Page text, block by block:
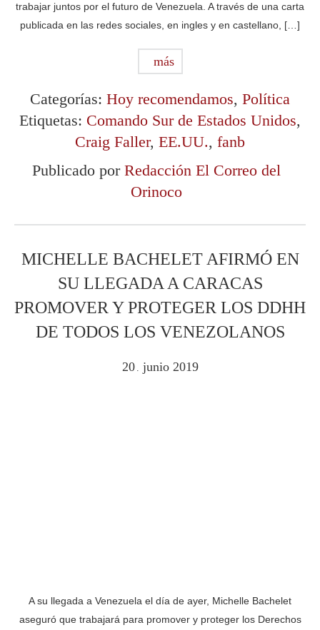
trabajar juntos por el futuro de Venezuela. A través de una carta
publicada en las redes sociales, en ingles y en castellano, […]
más
Categorías: Hoy recomendamos, Política
Etiquetas: Comando Sur de Estados Unidos,
Craig Faller, EE.UU., fanb
Publicado por Redacción El Correo del
Orinoco
MICHELLE BACHELET AFIRMÓ EN
SU LLEGADA A CARACAS
PROMOVER Y PROTEGER LOS DDHH
DE TODOS LOS VENEZOLANOS
20 . junio 2019
A su llegada a Venezuela el día de ayer, Michelle Bachelet
aseguró que trabajará para promover y proteger los Derechos